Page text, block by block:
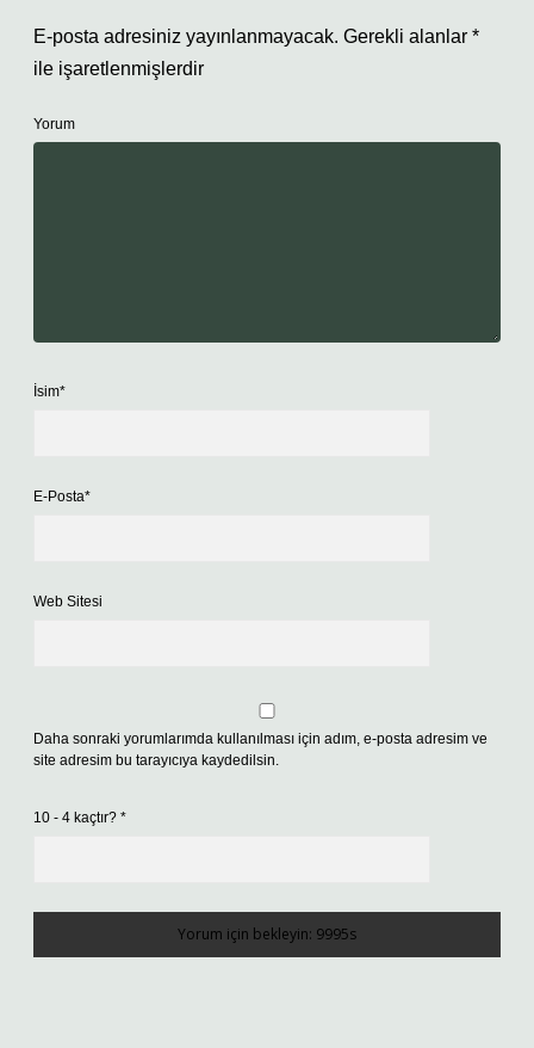
E-posta adresiniz yayınlanmayacak. Gerekli alanlar *
ile işaretlenmişlerdir
Yorum
İsim*
E-Posta*
Web Sitesi
Daha sonraki yorumlarımda kullanılması için adım, e-posta adresim ve
site adresim bu tarayıcıya kaydedilsin.
10 - 4 kaçtır? *